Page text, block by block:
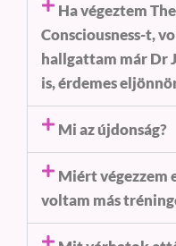
Ha végeztem
Consciousness-t,
hallgattam már Dr
is, érdemes
Mi az újdonság?
Miért végezzem
voltam más